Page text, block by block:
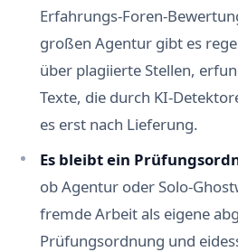
Erfahrungs-Foren-
großen Agentur gibt es
über plagiierte Stellen,
Texte, die durch KI-
es erst nach Lieferung.
Es bleibt ein
ob Agentur oder Solo-
fremde Arbeit als eigene
Prüfungsordnung und